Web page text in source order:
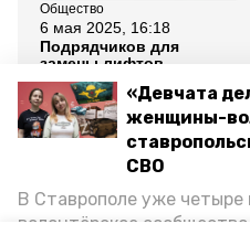
«Девчата
женщины-
СВО
В Ставрополе уже четыре
волонтёрское
Общество
6 мая 2025, 16:18
Подрядчиков для
замены лифтов
определили в
Ставрополе
Все новости